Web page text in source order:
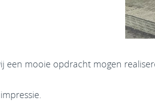
een mooie opdracht mogen